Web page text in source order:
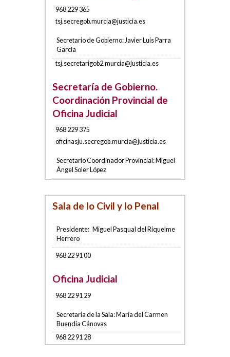
968 229 365
tsj.secregob.murcia@justicia.es
Secretario de Gobierno: Javier Luis Parra
García
tsj.secretarigob2.murcia@justicia.es
Secretaría de Gobierno.
Coordinación Provincial de
Oficina Judicial
968 229 375
oficinasju.secregob.murcia@justicia.es
Secretario Coordinador Provincial:Miguel
Ángel Soler López
Sala de lo Civil y lo Penal
Presidente: Miguel Pasqual del Riquelme
Herrero
968 22 91 00
Oficina Judicial
968 22 91 29
Secretaria de la Sala:María del Carmen
Buendía Cánovas
968 22 91 28